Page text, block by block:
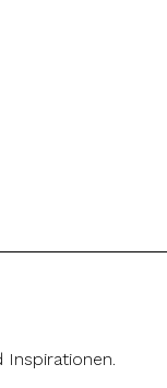
Inspirationen.